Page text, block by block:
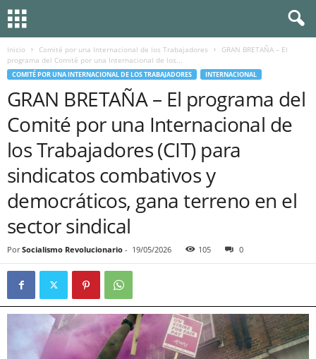
Inicio Comité por una Internacional de los Trabajadores
GRAN BRETAÑA – El
programa del Comité por una Internacional de los...
COMITÉ POR UNA INTERNACIONAL DE LOS TRABAJADORES INTERNACIONAL
GRAN BRETAÑA – El programa del
Comité por una Internacional de
los Trabajadores (CIT) para
sindicatos combativos y
democráticos, gana terreno en el
sector sindical
Por Socialismo Revolucionario - 19/05/2026 105 0